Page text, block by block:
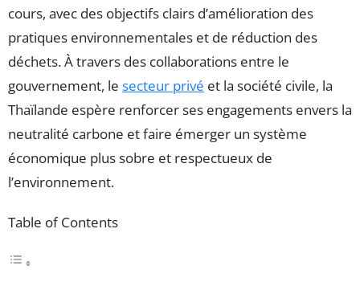
cours, avec des objectifs clairs d’amélioration des
pratiques environnementales et de réduction des
déchets. À travers des collaborations entre le
gouvernement, le secteur privé et la société civile, la
Thaïlande espère renforcer ses engagements envers la
neutralité carbone et faire émerger un système
économique plus sobre et respectueux de
l’environnement.
Table of Contents